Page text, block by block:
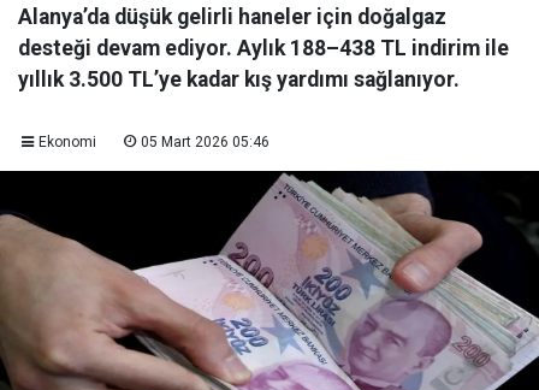
Alanya’da düşük gelirli haneler için doğalgaz
desteği devam ediyor. Aylık 188–438 TL indirim ile
yıllık 3.500 TL’ye kadar kış yardımı sağlanıyor.
Ekonomi 05 Mart 2026 05:46